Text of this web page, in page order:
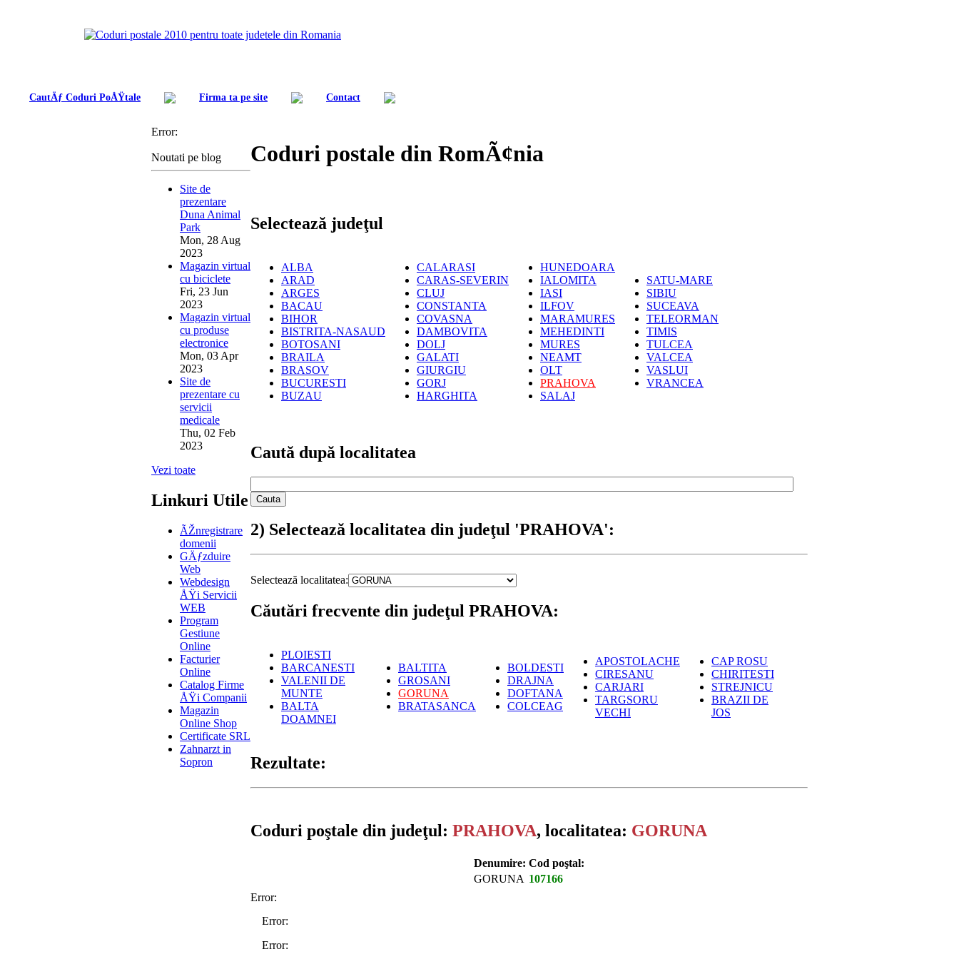
CautÄƒ Coduri PoÅŸtale Firma ta pe site Contact
Error:
Noutati pe blog
Site de
prezentare
Duna Animal
Park
Mon, 28 Aug
2023
Magazin virtual
cu biciclete
Fri, 23 Jun
2023
Magazin virtual
cu produse
electronice
Mon, 03 Apr
2023
Site de
prezentare cu
servicii
medicale
Thu, 02 Feb
2023
Vezi toate
Linkuri Utile
ÃŽnregistrare
domenii
GÄƒzduire
Web
Webdesign
ÅŸi Servicii
WEB
Program
Gestiune
Online
Facturier
Online
Catalog Firme
ÅŸi Companii
Magazin
Online Shop
Certificate SRL
Zahnarzt in
Sopron
Coduri postale din RomÃ¢nia
Selectează judeţul
ALBA
ARAD
ARGES
BACAU
BIHOR
BISTRITA-NASAUD
BOTOSANI
BRAILA
BRASOV
BUCURESTI
BUZAU
CALARASI
CARAS-SEVERIN
CLUJ
CONSTANTA
COVASNA
DAMBOVITA
DOLJ
GALATI
GIURGIU
GORJ
HARGHITA
HUNEDOARA
IALOMITA
IASI
ILFOV
MARAMURES
MEHEDINTI
MURES
NEAMT
OLT
PRAHOVA
SALAJ
SATU-MARE
SIBIU
SUCEAVA
TELEORMAN
TIMIS
TULCEA
VALCEA
VASLUI
VRANCEA
Caută după localitatea
2) Selectează localitatea din judeţul 'PRAHOVA':
Selectează localitatea:
Căutări frecvente din judeţul PRAHOVA:
PLOIESTI
BARCANESTI
VALENII DE
MUNTE
BALTA
DOAMNEI
BALTITA
GROSANI
GORUNA
BRATASANCA
BOLDESTI
DRAJNA
DOFTANA
COLCEAG
APOSTOLACHE
CIRESANU
CARJARI
TARGSORU
VECHI
CAP ROSU
CHIRITESTI
STREJNICU
BRAZII DE
JOS
Rezultate:
Coduri poştale din judeţul: PRAHOVA, localitatea: GORUNA
Denumire: Cod poştal:
GORUNA 107166
Error:
Error:
Error: